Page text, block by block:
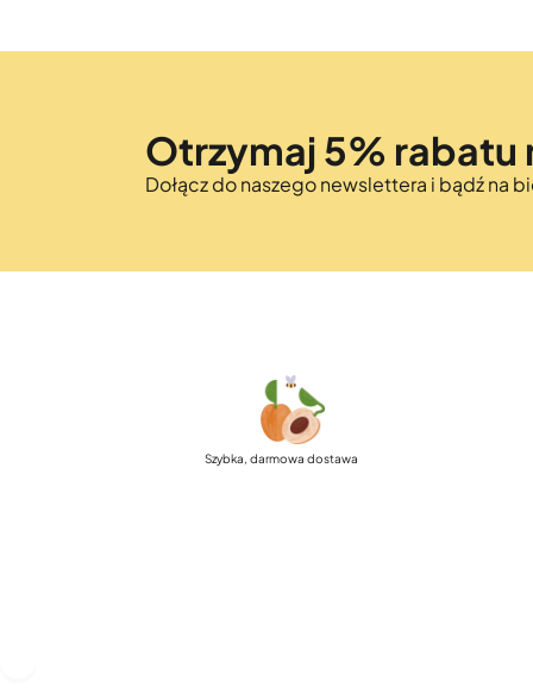
Otrzymaj 5% rabatu
Dołącz do naszego newslettera i bądź na
Szybka, darmowa dostawa